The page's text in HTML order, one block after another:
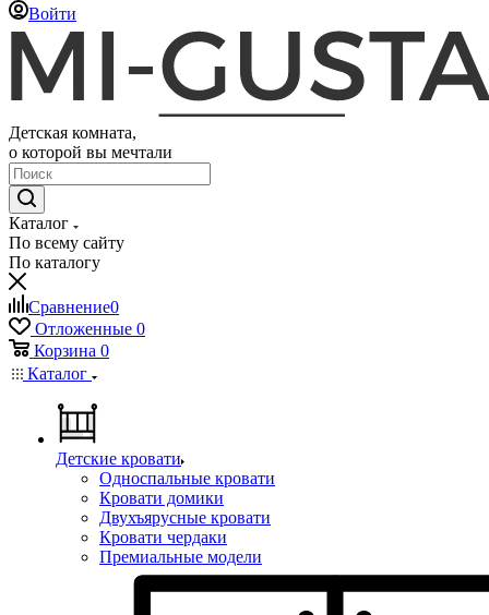
Войти
Детская комната,
о которой вы мечтали
Каталог
По всему сайту
По каталогу
Сравнение0
Отложенные 0
Корзина 0
Каталог
Детские кровати
Односпальные кровати
Кровати домики
Двухъярусные кровати
Кровати чердаки
Премиальные модели